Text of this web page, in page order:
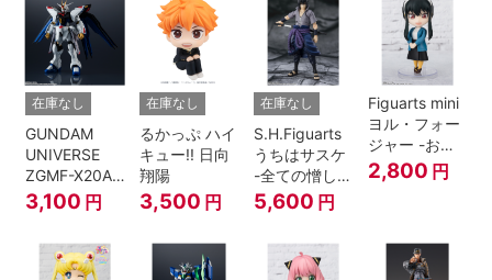
在庫なし
GUNDAM
UNIVERSE
ZGMF-X20A
STRIKE
FREEDOM
3,100 円
在庫なし
るかっぷ ハイ
キュー!! 日向
翔陽
3,500 円
在庫なし
S.H.Figuarts
うちはサスケ
-全ての憎しみ
を背負う者-
『NARUTO -
5,600 円
Figuarts mini
ヨル・フォー
ジャー -おで
けけこーで-
『SPY×FAMILY』
2,800 円